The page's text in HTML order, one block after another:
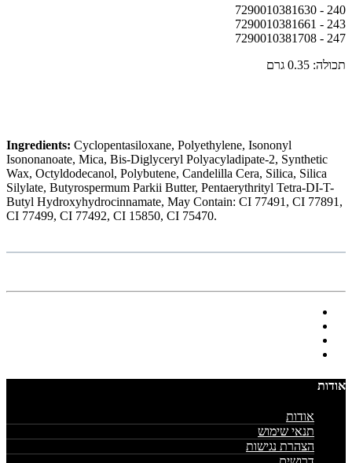
240 - 7290010381630
243 - 7290010381661
247 - 7290010381708
תכולה: 0.35 גרם
Ingredients: Cyclopentasiloxane, Polyethylene, Isononyl
Isononanoate, Mica, Bis-Diglyceryl Polyacyladipate-2, Synthetic
Wax, Octyldodecanol, Polybutene, Candelilla Cera, Silica, Silica
Silylate, Butyrospermum Parkii Butter, Pentaerythrityl Tetra-DI-T-
Butyl Hydroxyhydrocinnamate, May Contain: CI 77491, CI 77891,
CI 77499, CI 77492, CI 15850, CI 75470.
אודות
אודות
תנאי שימוש
הצהרת נגישות